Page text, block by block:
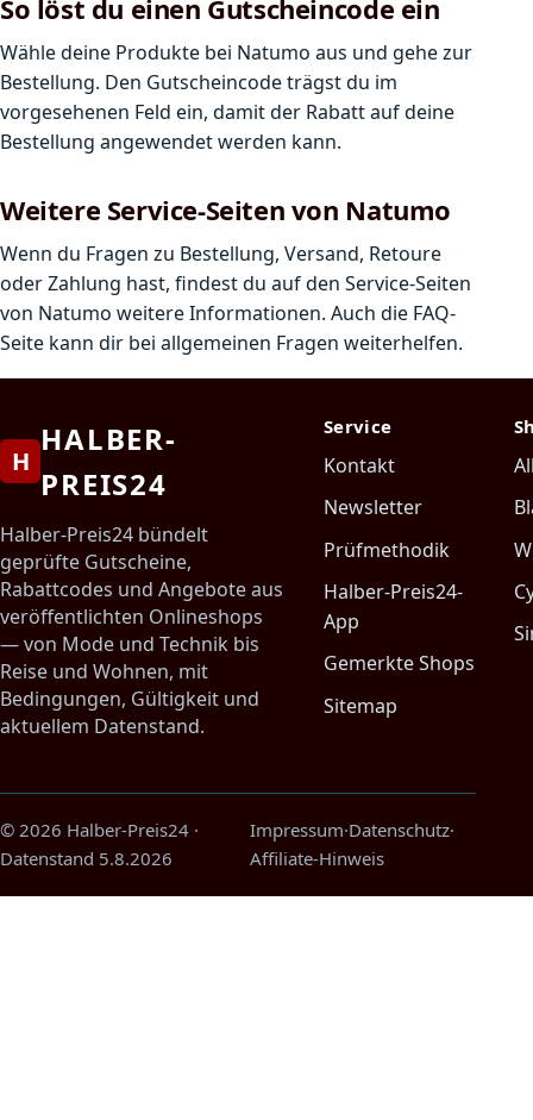
So löst du einen Gutscheincode ein
Wähle deine Produkte bei Natumo aus und gehe zur
Bestellung. Den Gutscheincode trägst du im
vorgesehenen Feld ein, damit der Rabatt auf deine
Bestellung angewendet werden kann.
Weitere Service-Seiten von Natumo
Wenn du Fragen zu Bestellung, Versand, Retoure
oder Zahlung hast, findest du auf den Service-Seiten
von Natumo weitere Informationen. Auch die FAQ-
Seite kann dir bei allgemeinen Fragen weiterhelfen.
H
HALBER-
PREIS24
Halber-Preis24 bündelt
geprüfte Gutscheine,
Rabattcodes und Angebote aus
veröffentlichten Onlineshops
— von Mode und Technik bis
Reise und Wohnen, mit
Bedingungen, Gültigkeit und
aktuellem Datenstand.
Service
Kontakt
Newsletter
Prüfmethodik
Halber-Preis24-
App
Gemerkte Shops
Sitemap
© 2026 Halber-Preis24 ·
Datenstand 5.8.2026
Impressum·Datenschutz·
Affiliate-Hinweis